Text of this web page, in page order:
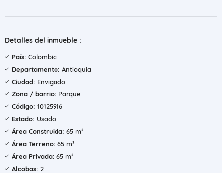
Detalles del inmueble :
País: Colombia
Departamento: Antioquia
Ciudad: Envigado
Zona / barrio: Parque
Código: 10125916
Estado: Usado
Área Construida: 65 m²
Área Terreno: 65 m²
Área Privada: 65 m²
Alcobas: 2